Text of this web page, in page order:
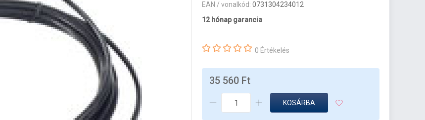
EAN / vonalkód:0731304234012
12 hónap garancia
0 Értékelés
35 560 Ft
KOSÁRBA